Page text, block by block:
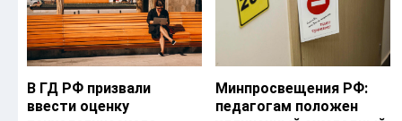
В ГД РФ призвали
ввести оценку
Минпросвещения РФ:
педагогам положен